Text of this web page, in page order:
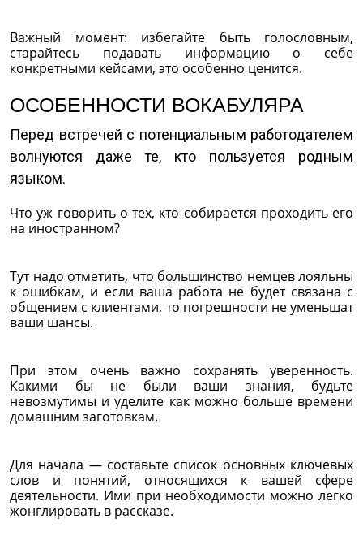
Важный момент: избегайте быть голословным,
старайтесь подавать информацию о себе
конкретными кейсами, это особенно ценится.
ОСОБЕННОСТИ ВОКАБУЛЯРА
Перед встречей с потенциальным работодателем
волнуются даже те, кто пользуется родным
языком.
Что уж говорить о тех, кто собирается проходить его
на иностранном?
Тут надо отметить, что большинство немцев лояльны
к ошибкам, и если ваша работа не будет связана с
общением с клиентами, то погрешности не уменьшат
ваши шансы.
При этом очень важно сохранять уверенность.
Какими бы не были ваши знания, будьте
невозмутимы и уделите как можно больше времени
домашним заготовкам.
Для начала — составьте список основных ключевых
слов и понятий, относящихся к вашей сфере
деятельности. Ими при необходимости можно легко
жонглировать в рассказе.